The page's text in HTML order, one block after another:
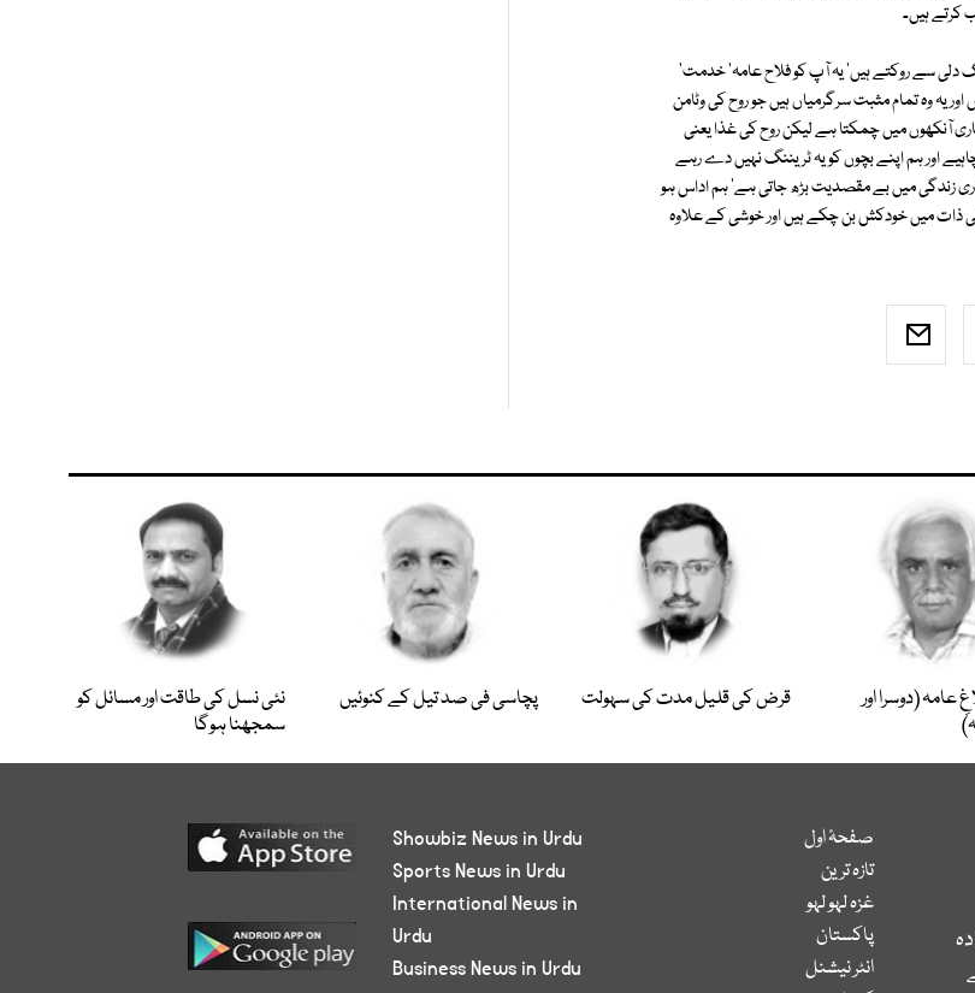
کرتے ہیں۔
سے روکتے ہیں' یہ آپ کو فلاح عامہ' خدمت'
وہ تمام مثبت سرگرمیاں ہیں جو روح کی وٹامن
آنکھوں میں چمکتا ہے لیکن روح کی غذا یعنی
اور ہم اپنے بچوں کو یہ ٹریننگ نہیں دے رہے
زندگی میں بے مقصدیت بڑھ جاتی ہے' ہم اداس ہو
ذات میں خودکش بن چکے ہیں اور خوشی کے علاوہ
عامہ (دوسرا اور
قرض کی قلیل مدت کی سہولت پچاسی فی صد تیل کے کنوئیں
نئی نسل کی طاقت اور مسائل کو
سمجھنا ہوگا
صفحۂ اول
تازہ ترین
غزہ لہو لہو
پاکستان
انٹر نیشنل
Showbiz News in Urdu
Sports News in Urdu
International News in
Urdu
Business News in Urdu